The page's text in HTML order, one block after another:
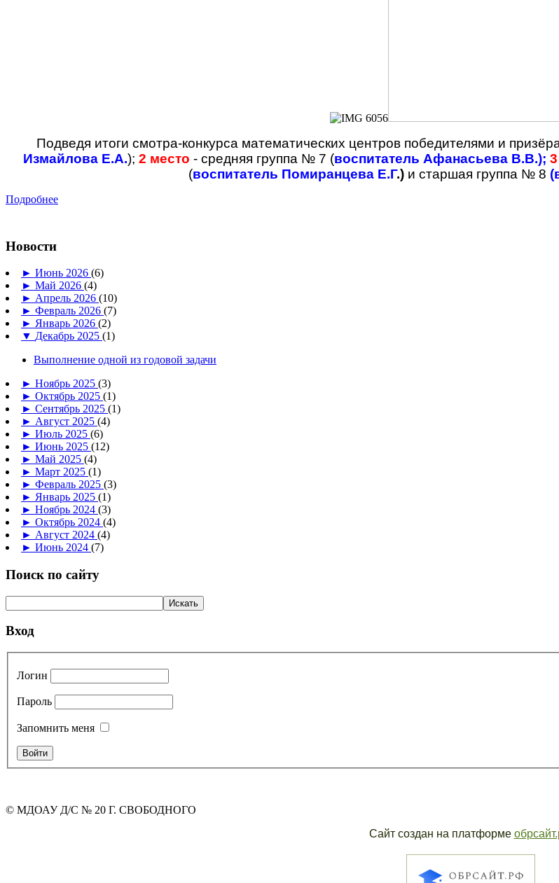
Подведя итоги смотра-конкурса математических центров победителями и
Измайлова Е.А.); 2 место - средняя группа № 7 (воспитатель Афанасьева В.В.);
(воспитатель Помиранцева Е.Г.) и старшая группа № 8
Подробнее
Новости
► Июнь 2026 (6)
► Май 2026 (4)
► Апрель 2026 (10)
► Февраль 2026 (7)
► Январь 2026 (2)
▼ Декабрь 2025 (1)
Выполнение одной из годовой задачи
► Ноябрь 2025 (3)
► Октябрь 2025 (1)
► Сентябрь 2025 (1)
► Август 2025 (4)
► Июль 2025 (6)
► Июнь 2025 (12)
► Май 2025 (4)
► Март 2025 (1)
► Февраль 2025 (3)
► Январь 2025 (1)
► Ноябрь 2024 (3)
► Октябрь 2024 (4)
► Август 2024 (4)
► Июнь 2024 (7)
Поиск по сайту
Вход
Логин
Пароль
Запомнить меня
© МДОАУ Д/С № 20 Г. СВОБОДНОГО
Сайт создан на платформе